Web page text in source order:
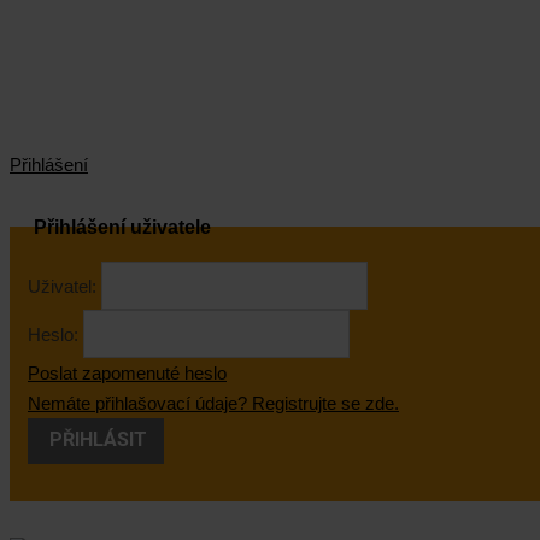
Přihlášení
Přihlášení uživatele
Uživatel:
Heslo:
Poslat zapomenuté heslo
Nemáte přihlašovací údaje? Registrujte se zde.